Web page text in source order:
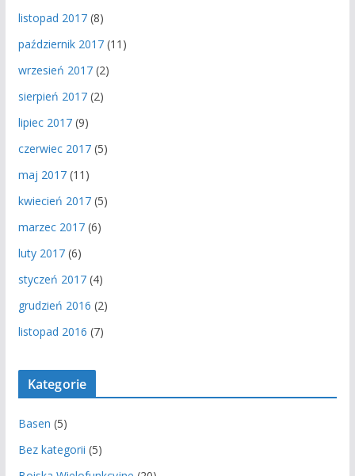
listopad 2017(8)
październik 2017(11)
wrzesień 2017(2)
sierpień 2017(2)
lipiec 2017(9)
czerwiec 2017(5)
maj 2017(11)
kwiecień 2017(5)
marzec 2017(6)
luty 2017(6)
styczeń 2017(4)
grudzień 2016 (2)
listopad 2016 (7)
Kategorie
Basen (5)
Bez kategorii (5)